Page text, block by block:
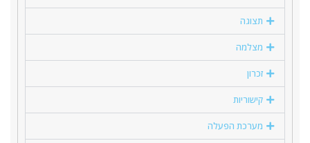
תצוגה
מצלמה
זכרון
קישוריות
מערכת הפעלה